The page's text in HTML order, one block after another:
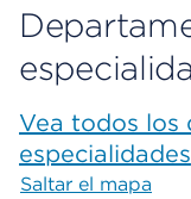
Vea todos los
especialidades
Saltar el mapa